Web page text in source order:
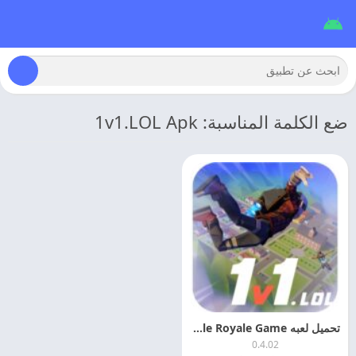
ضع الكلمة المناسبة: 1v1.LOL Apk
تحميل لعبه 1v1.LOL – Battle Royale Game مهكره اخر تحديث
0.4.02